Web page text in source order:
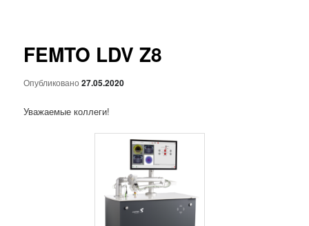
FEMTO LDV Z8
Опубликовано27.05.2020
Уважаемые коллеги!